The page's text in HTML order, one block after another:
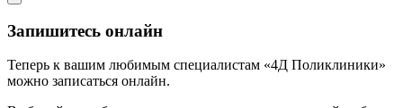
Запишитесь онлайн
Теперь к вашим любимым специалистам «4Д Поликлиники»
можно записаться онлайн.